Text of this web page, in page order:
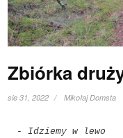
Zbiórka
sie 31, 2022 Mikołaj Domsta
- Idziemy w lewo